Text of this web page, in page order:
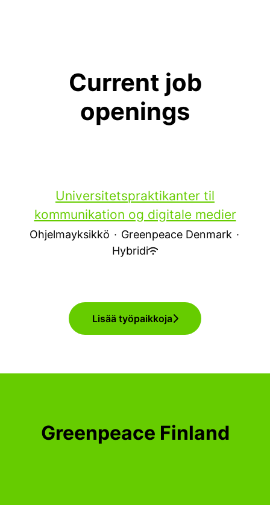
Current job
openings
Universitetspraktikanter til
kommunikation og digitale medier
Ohjelmayksikkö · Greenpeace Denmark ·
Hybridi
Lisää työpaikkoja
Greenpeace Finland